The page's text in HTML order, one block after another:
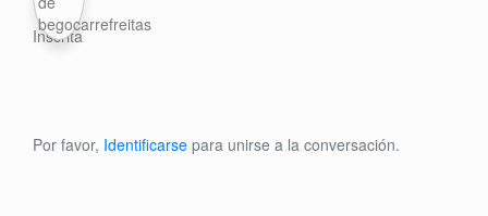
Inscrita
Por favor, Identificarse para unirse a la conversación.